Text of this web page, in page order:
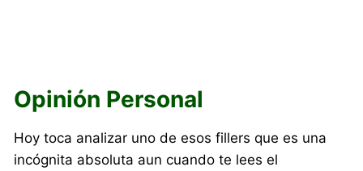
Opinión Personal
Hoy toca analizar uno de esos fillers que es una
incógnita absoluta aun cuando te lees el